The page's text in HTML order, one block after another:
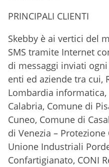
PRINCIPALI CLIENTI
Skebby è ai vertici del
SMS tramite Internet
di messaggi inviati
enti ed aziende tra cui,
Lombardia informatica,
Calabria, Comune di
Cuneo, Comune di
di Venezia –
Unione Industriali
Confartigianato, CONI